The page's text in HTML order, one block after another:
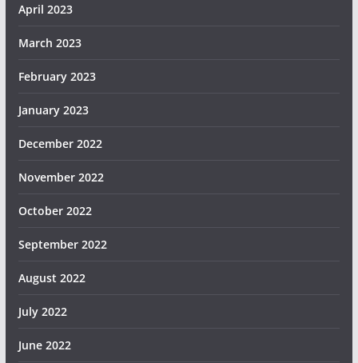
April 2023
March 2023
February 2023
January 2023
December 2022
November 2022
October 2022
September 2022
August 2022
July 2022
June 2022